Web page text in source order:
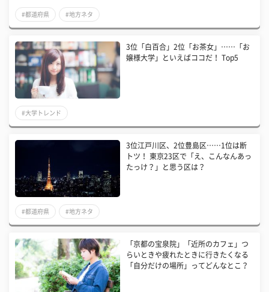
#都道府県 #地方ネタ
3位「白百合」2位「お茶女」……「お
嬢様大学」といえばココだ！ Top5
#大学トレンド
3位江戸川区、2位豊島区……1位は断
トツ！ 東京23区で「え、こんなんあっ
たっけ？」と思う区は？
#都道府県 #地方ネタ
「京都の宝泉院」「近所のカフェ」つ
らいときや疲れたときに行きたくなる
「自分だけの場所」ってどんなとこ？